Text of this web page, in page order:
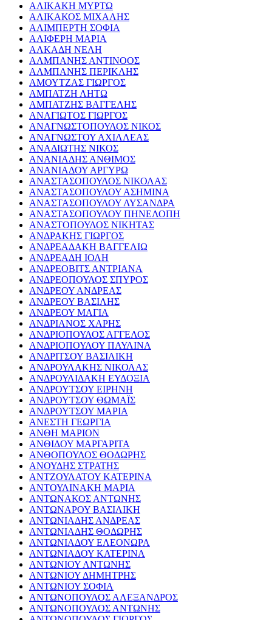
ΑΛΙΚΑΚΗ ΜΥΡΤΩ
ΑΛΙΚΑΚΟΣ ΜΙΧΑΛΗΣ
ΑΛΙΜΠΕΡΤΗ ΣΟΦΙΑ
ΑΛΙΦΕΡΗ ΜΑΡΙΑ
ΑΛΚΑΔΗ ΝΕΛΗ
ΑΛΜΠΑΝΗΣ ΑΝΤΙΝΟΟΣ
ΑΛΜΠΑΝΗΣ ΠΕΡΙΚΛΗΣ
ΑΜΟΥΤΖΑΣ ΓΙΩΡΓΟΣ
ΑΜΠΑΤΖΗ ΛΗΤΩ
ΑΜΠΑΤΖΗΣ ΒΑΓΓΕΛΗΣ
ΑΝΑΓΙΩΤΟΣ ΓΙΩΡΓΟΣ
ΑΝΑΓΝΩΣΤΟΠΟΥΛΟΣ ΝΙΚΟΣ
ΑΝΑΓΝΩΣΤΟΥ ΑΧΙΛΛΕΑΣ
ΑΝΑΔΙΩΤΗΣ ΝΙΚΟΣ
ΑΝΑΝΙΑΔΗΣ ΑΝΘΙΜΟΣ
ΑΝΑΝΙΑΔΟΥ ΑΡΓΥΡΩ
ΑΝΑΣΤΑΣΟΠΟΥΛΟΣ ΝΙΚΟΛΑΣ
ΑΝΑΣΤΑΣΟΠΟΥΛΟΥ ΑΣΗΜΙΝΑ
ΑΝΑΣΤΑΣΟΠΟΥΛΟΥ ΛΥΣΑΝΔΡΑ
ΑΝΑΣΤΑΣΟΠΟΥΛΟΥ ΠΗΝΕΛΟΠΗ
ΑΝΑΣΤΟΠΟΥΛΟΣ ΝΙΚΗΤΑΣ
ΑΝΔΡΑΚΗΣ ΓΙΩΡΓΟΣ
ΑΝΔΡΕΑΔΑΚΗ ΒΑΓΓΕΛΙΩ
ΑΝΔΡΕΑΔΗ ΙΟΛΗ
ΑΝΔΡΕΟΒΙΤΣ ΑΝΤΡΙΑΝΑ
ΑΝΔΡΕΟΠΟΥΛΟΣ ΣΠΥΡΟΣ
ΑΝΔΡΕΟΥ ΑΝΔΡΕΑΣ
ΑΝΔΡΕΟΥ ΒΑΣΙΛΗΣ
ΑΝΔΡΕΟΥ ΜΑΓΙΑ
ΑΝΔΡΙΑΝΟΣ ΧΑΡΗΣ
ΑΝΔΡΙΟΠΟΥΛΟΣ ΑΓΓΕΛΟΣ
ΑΝΔΡΙΟΠΟΥΛΟΥ ΠΑΥΛΙΝΑ
ΑΝΔΡΙΤΣΟΥ ΒΑΣΙΛΙΚΗ
ΑΝΔΡΟΥΛΑΚΗΣ ΝΙΚΟΛΑΣ
ΑΝΔΡΟΥΛΙΔΑΚΗ ΕΥΔΟΞΙΑ
ΑΝΔΡΟΥΤΣΟΥ ΕΙΡΗΝΗ
ΑΝΔΡΟΥΤΣΟΥ ΘΩΜΑΪΣ
ΑΝΔΡΟΥΤΣΟΥ ΜΑΡΙΑ
ΑΝΕΣΤΗ ΓΕΩΡΓΙΑ
ΑΝΘΗ ΜΑΡΙΟΝ
ΑΝΘΙΔΟΥ ΜΑΡΓΑΡΙΤΑ
ΑΝΘΟΠΟΥΛΟΣ ΘΟΔΩΡΗΣ
ΑΝΟΥΔΗΣ ΣΤΡΑΤΗΣ
ΑΝΤΖΟΥΛΑΤΟΥ ΚΑΤΕΡΙΝΑ
ΑΝΤΟΥΛΙΝΑΚΗ ΜΑΡΙΑ
ΑΝΤΩΝΑΚΟΣ ΑΝΤΩΝΗΣ
ΑΝΤΩΝΑΡΟΥ ΒΑΣΙΛΙΚΗ
ΑΝΤΩΝΙΑΔΗΣ ΑΝΔΡΕΑΣ
ΑΝΤΩΝΙΑΔΗΣ ΘΟΔΩΡΗΣ
ΑΝΤΩΝΙΑΔΟΥ ΕΛΕΟΝΩΡΑ
ΑΝΤΩΝΙΑΔΟΥ ΚΑΤΕΡΙΝΑ
ΑΝΤΩΝΙΟΥ ΑΝΤΩΝΗΣ
ΑΝΤΩΝΙΟΥ ΔΗΜΗΤΡΗΣ
ΑΝΤΩΝΙΟΥ ΣΟΦΙΑ
ΑΝΤΩΝΟΠΟΥΛΟΣ ΑΛΕΞΑΝΔΡΟΣ
ΑΝΤΩΝΟΠΟΥΛΟΣ ΑΝΤΩΝΗΣ